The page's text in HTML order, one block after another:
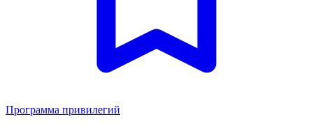
Программа привилегий